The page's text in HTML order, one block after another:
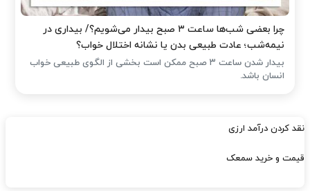
چرا بعضی شب‌ها ساعت ۳ صبح بیدار می‌شویم؟/ بیداری در
نیمه‌شب؛ عادت طبیعی بدن یا نشانه اختلال خواب؟
بیدار شدن ساعت ۳ صبح ممکن است بخشی از الگوی طبیعی خواب
انسان باشد.
نقد کردن درآمد ارزی
قیمت و خرید سمعک